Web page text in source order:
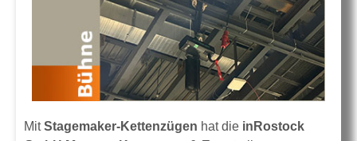
MitStagemaker-Kettenzügen hat die inRostock